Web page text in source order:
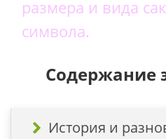
размера и вида
символа.
Содержание
История и